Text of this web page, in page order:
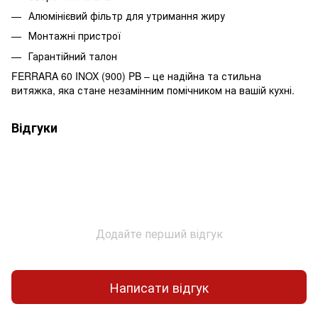
Алюмінієвий фільтр для утримання жиру
Монтажні пристрої
Гарантійний талон
FERRARA 60 INOX (900) PB – це надійна та стильна
витяжка, яка стане незамінним помічником на вашій кухні.
Відгуки
Додайте перший відгук
Написати відгук